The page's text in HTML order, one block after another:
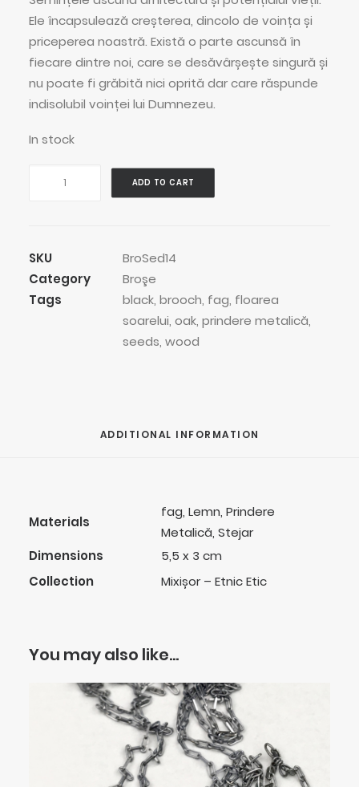
Ele încapsulează creșterea, dincolo de voința și
priceperea noastră. Există o parte ascunsă în
fiecare dintre noi, care se desăvârșește singură și
nu poate fi grăbită nici oprită dar care răspunde
indisolubil voinței lui Dumnezeu.
In stock
Brooch
quantity
ADD TO CART
SKU
BroSed14
Category
Broşe
Tags
black, brooch, fag, floarea
soarelui, oak, prindere metalică,
seeds, wood
ADDITIONAL INFORMATION
Materials
fag, Lemn, Prindere
Metalică, Stejar
Dimensions
5,5 x 3 cm
Collection
Mixișor – Etnic Etic
You may also like…